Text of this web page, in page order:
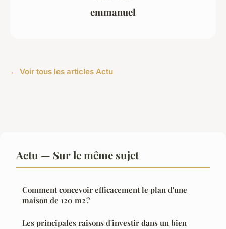
emmanuel
← Voir tous les articles Actu
Actu — Sur le même sujet
Comment concevoir efficacement le plan d'une
maison de 120 m2 ?
Les principales raisons d'investir dans un bien